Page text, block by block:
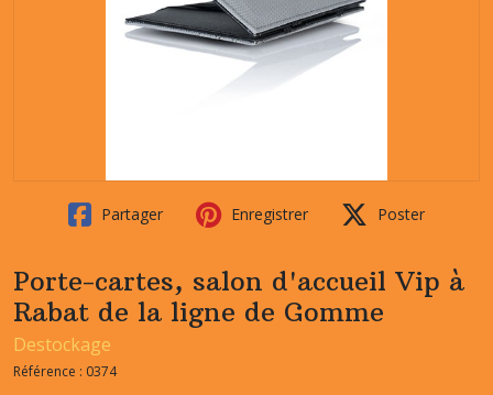
Partager Enregistrer Poster
Porte-cartes, salon d'accueil Vip à
Rabat de la ligne de Gomme
Destockage
Référence : 0374